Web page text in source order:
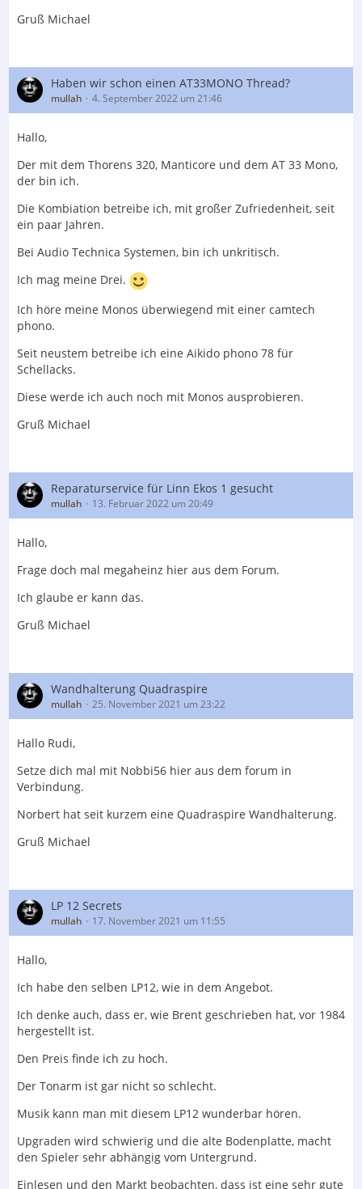
Gruß Michael
Haben wir schon einen AT33MONO Thread?
mullah 4. September 2022 um 21:46
Hallo,
Der mit dem Thorens 320, Manticore und dem AT 33 Mono,
der bin ich.
Die Kombiation betreibe ich, mit großer Zufriedenheit, seit
ein paar Jahren.
Bei Audio Technica Systemen, bin ich unkritisch.
Ich mag meine Drei.
Ich höre meine Monos überwiegend mit einer camtech
phono.
Seit neustem betreibe ich eine Aikido phono 78 für
Schellacks.
Diese werde ich auch noch mit Monos ausprobieren.
Gruß Michael
Reparaturservice für Linn Ekos 1 gesucht
mullah 13. Februar 2022 um 20:49
Hallo,
Frage doch mal megaheinz hier aus dem Forum.
Ich glaube er kann das.
Gruß Michael
Wandhalterung Quadraspire
mullah 25. November 2021 um 23:22
Hallo Rudi,
Setze dich mal mit Nobbi56 hier aus dem forum in
Verbindung.
Norbert hat seit kurzem eine Quadraspire Wandhalterung.
Gruß Michael
LP 12 Secrets
mullah 17. November 2021 um 11:55
Hallo,
Ich habe den selben LP12, wie in dem Angebot.
Ich denke auch, dass er, wie Brent geschrieben hat, vor 1984
hergestellt ist.
Den Preis finde ich zu hoch.
Der Tonarm ist gar nicht so schlecht.
Musik kann man mit diesem LP12 wunderbar hören.
Upgraden wird schwierig und die alte Bodenplatte, macht
den Spieler sehr abhängig vom Untergrund.
Einlesen und den Markt beobachten, dass ist eine sehr gute